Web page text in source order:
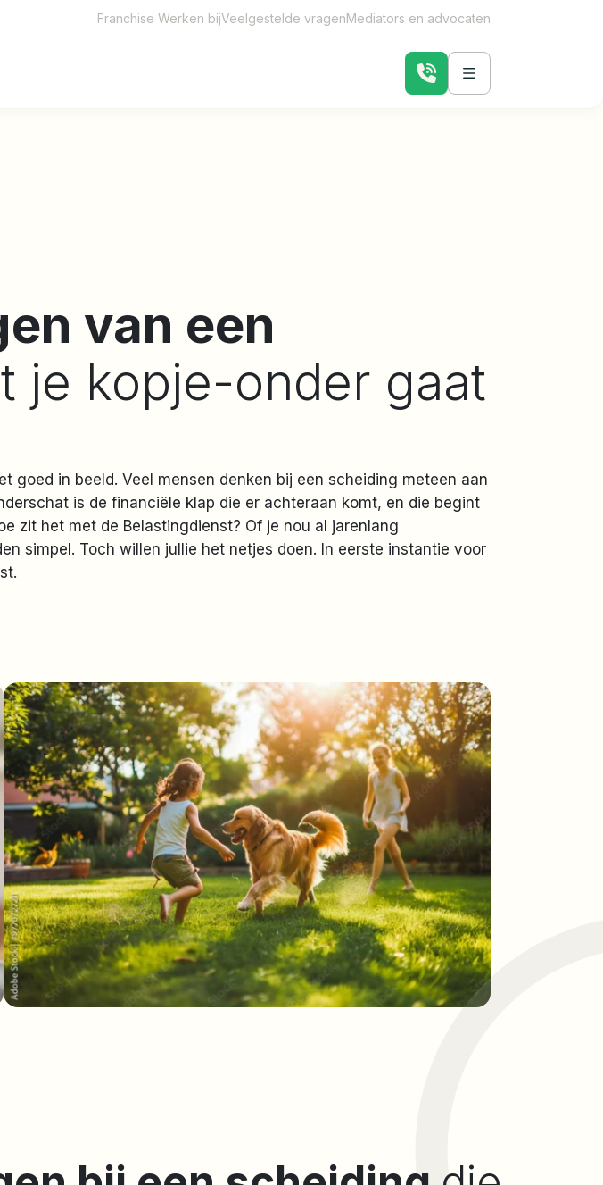
Franchise Werken bijVeelgestelde vragenMediators en advocaten
van een
je kopje-onder gaat
goed in beeld. Veel mensen denken bij een scheiding meteen aan
is de financiële klap die er achteraan komt, en die begint
zit het met de Belastingdienst? Of je nou al jarenlang
simpel. Toch willen jullie het netjes doen. In eerste instantie voor